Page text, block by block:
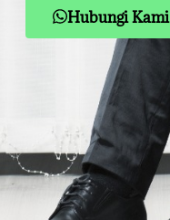
Hubungi Kami